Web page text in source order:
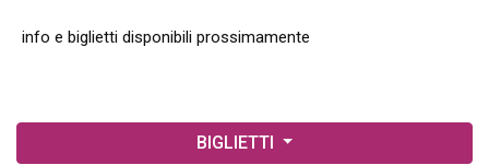
info e biglietti disponibili prossimamente
BIGLIETTI